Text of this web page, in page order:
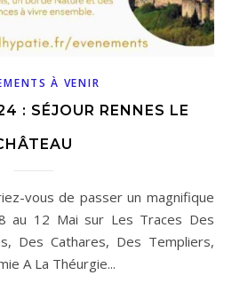
À VENIR
: SÉJOUR RENNES LE
au 12 Mai sur Les Traces Des
Des Cathares, Des Templiers,
A La Théurgie...